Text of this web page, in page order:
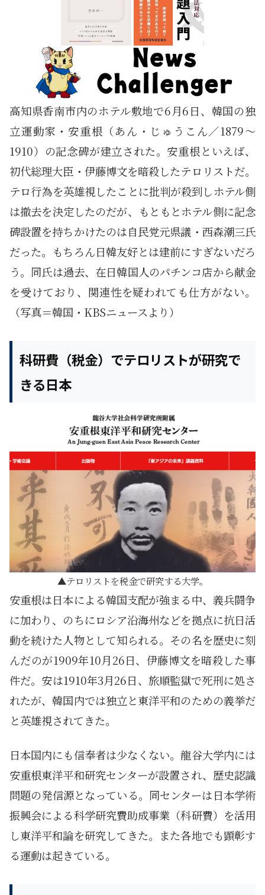
高知県香南市内のホテル敷地で6月6日、韓国の独
立運動家・安重根（あん・じゅうこん／1879～
1910）の記念碑が建立された。安重根といえば、
初代総理大臣・伊藤博文を暗殺したテロリストだ。
テロ行為を英雄視したことに批判が殺到しホテル側
は撤去を決定したのだが、もともとホテル側に記念
碑設置を持ちかけたのは自民党元県議・西森潮三氏
だった。もちろん日韓友好とは建前にすぎないだろ
う。同氏は過去、在日韓国人のパチンコ店から献金
を受けており、関連性を疑われても仕方がない。
（写真＝韓国・KBSニュースより）
科研費（税金）でテロリストが研究で
きる日本
テロリストを税金で研究する大学。
安重根は日本による韓国支配が強まる中、義兵闘争
に加わり、のちにロシア沿海州などを拠点に抗日活
動を続けた人物として知られる。その名を歴史に刻
んだのが1909年10月26日、伊藤博文を暗殺した事
件だ。安は1910年3月26日、旅順監獄で死刑に処さ
れたが、韓国内では独立と東洋平和のための義挙だ
と英雄視されてきた。
日本国内にも信奉者は少なくない。龍谷大学内には
安重根東洋平和研究センターが設置され、歴史認識
問題の発信源となっている。同センターは日本学術
振興会による科学研究費助成事業（科研費）を活用
し東洋平和論を研究してきた。また各地でも顕彰す
る運動は起きている。